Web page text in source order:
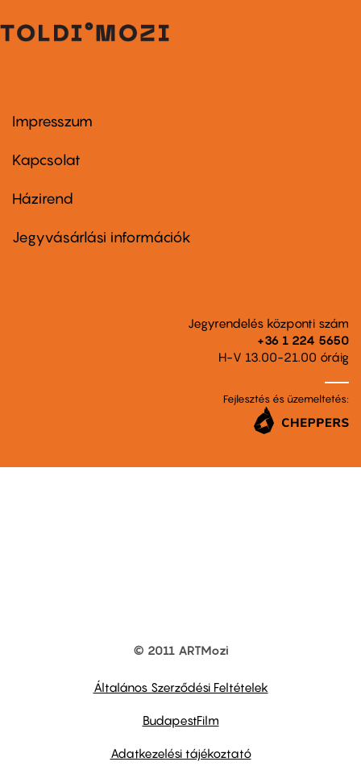
Footer
first
Impresszum
Kapcsolat
Footer
second
Házirend
Jegyvásárlási információk
Jegyrendelés központi szám
+36 1 224 5650
H-V 13.00-21.00 óráig
Fejlesztés és üzemeltetés:
© 2011 ARTMozi
Általános Szerződési Feltételek
BudapestFilm
Adatkezelési tájékoztató